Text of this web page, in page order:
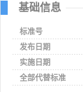
基础信息
标准号
发布日期
实施日期
全部代替标准